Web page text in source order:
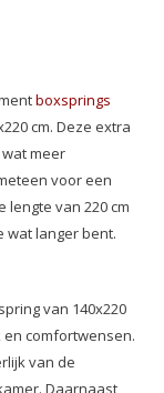
boxsprings
cm. Deze extra
meer
voor een
van 220 cm
wat langer bent.
van 140x220
en comfortwensen.
van de
Daarnaast